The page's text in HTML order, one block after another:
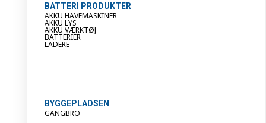
BATTERI PRODUKTER
AKKU HAVEMASKINER
AKKU LYS
AKKU VÆRKTØJ
BATTERIER
LADERE
BYGGEPLADSEN
GANGBRO